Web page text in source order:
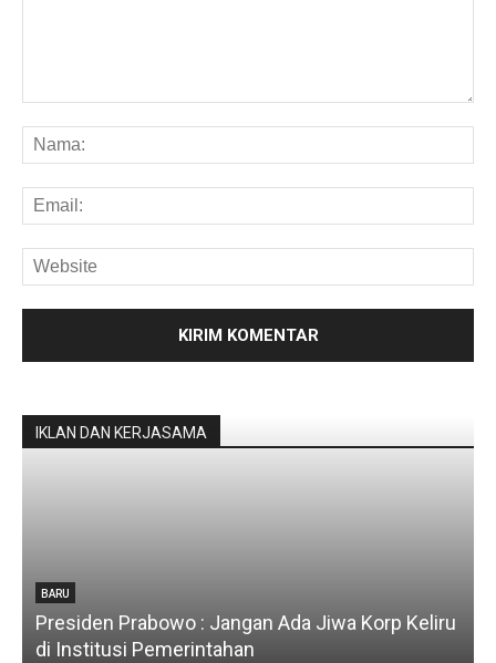
IKLAN DAN KERJASAMA
BARU
Presiden Prabowo : Jangan Ada Jiwa Korp Keliru
di Institusi Pemerintahan